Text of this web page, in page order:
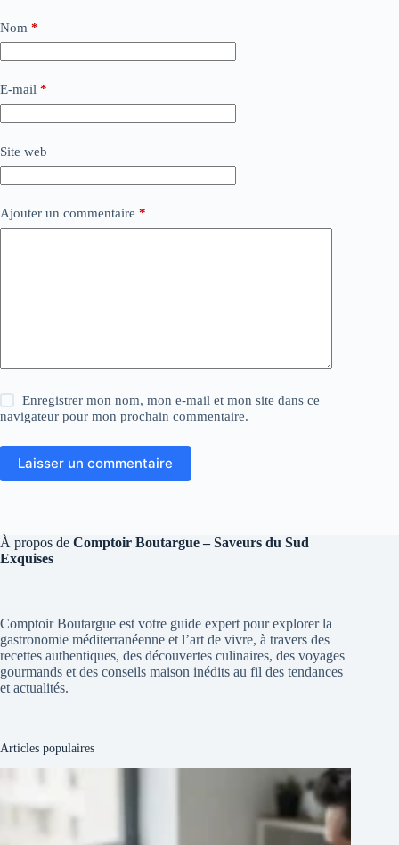
Nom *
E-mail *
Site web
Ajouter un commentaire *
Enregistrer mon nom, mon e-mail et mon site dans ce
navigateur pour mon prochain commentaire.
Laisser un commentaire
À propos de Comptoir Boutargue – Saveurs du Sud
Exquises
Comptoir Boutargue est votre guide expert pour explorer la
gastronomie méditerranéenne et l’art de vivre, à travers des
recettes authentiques, des découvertes culinaires, des voyages
gourmands et des conseils maison inédits au fil des tendances
et actualités.
Articles populaires